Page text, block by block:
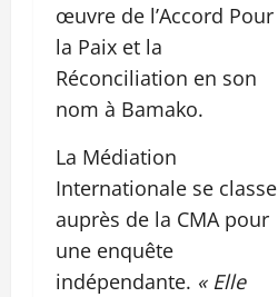
œuvre de l’Accord Pour
la Paix et la
Réconciliation en son
nom à Bamako.
La Médiation
Internationale se classe
auprès de la CMA pour
une enquête
indépendante. « Elle